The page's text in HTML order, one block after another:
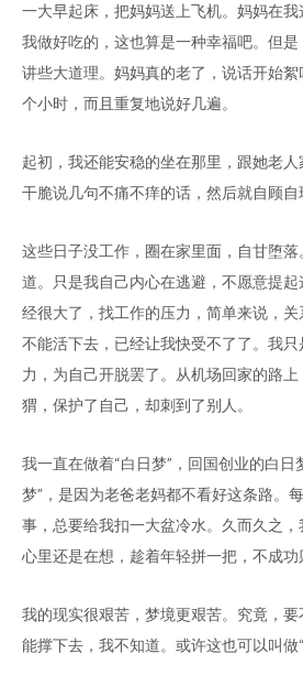
一大早起床，把妈妈送上飞机。妈妈在
我做好吃的，这也算是一种幸福吧。但
讲些大道理。妈妈真的老了，说话开始
个小时，而且重复地说好几遍。
起初，我还能安稳的坐在那里，跟她老人
干脆说几句不痛不痒的话，然后就自顾自
这些日子没工作，圈在家里面，自甘堕
道。只是我自己内心在逃避，不愿意提
经很大了，找工作的压力，简单来说，
不能活下去，已经让我快受不了了。我
力，为自己开脱罢了。从机场回家的路
猬，保护了自己，却刺到了别人。
我一直在做着“白日梦”，回国创业的白日
梦”，是因为老爸老妈都不看好这条路。
事，总要给我扣一大盆冷水。久而久之
心里还是在想，趁着年轻拼一把，不成功
我的现实很艰苦，梦境更艰苦。究竟，
能撑下去，我不知道。或许这也可以叫做“